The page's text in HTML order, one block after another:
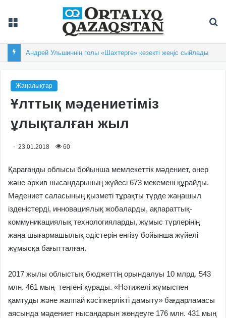
Балқашта облыстық «Арай-2026» XIX спартакиадасы басталды
Жаңалықтар
Ұлттық мәдениетіміз
ұлықталған жыл
23.01.2018 60
Қарағанды облысы бойынша мемлекеттік мәдениет, өнер
және архив нысандарының жүйесі 673 мекемені құрайды.
Мәдениет саласының қызметі тұрақты түрде жаңашыл
ізденістерді, инновациялық жобаларды, ақпараттық-
коммуникациялық технологияларды, жұмыс түрлерінің
жаңа шығармашылық әдістерін енгізу бойынша жүйелі
жұмысқа бағытталған.
2017 жылы облыстық бюджеттің орындалуы 10 млрд. 543
млн. 461 мың теңгені құрады. «Нәтижелі жұмыспен
қамтуды және жаппай кәсіпкерлікті дамыту» бағдарламасы
аясында мәдениет нысандарын жөндеуге 176 млн. 431 мың